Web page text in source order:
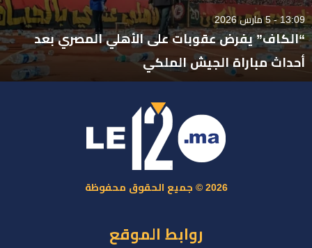
13:09 - 5 مارس 2026
“الكاف” يفرض عقوبات على الأهلي المصري بعد
أحداث مباراة الجيش الملكي
2026 © جميع الحقوق محفوظة
روابط الموقع